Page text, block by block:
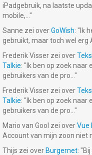
iPadgebruik, na laatste
mobile,... "
Sanne zei overGoWish: " Ik
gebruikt, maar toch wel erg
Frederik Visser zei over
Talkie: " Ik ben op zoek naar
gebruikers van de pro... "
Frederik Visser zei over
Talkie: " Ik ben op zoek naar
gebruikers van de pro... "
Mario van Gool zei overVue
Account van mijn zoon niet
Thijs zei over Burgernet: "